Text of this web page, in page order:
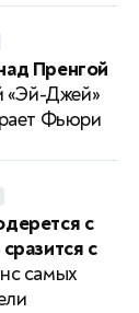
Пренгой
«Эй-Джей»
Фьюри
с
с
самых